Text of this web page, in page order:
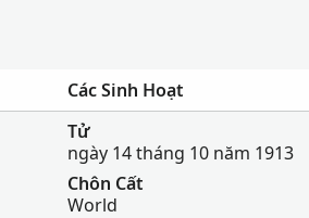
Các Sinh Hoạt
Tử
ngày 14 tháng 10 năm 1913
Chôn Cất
World